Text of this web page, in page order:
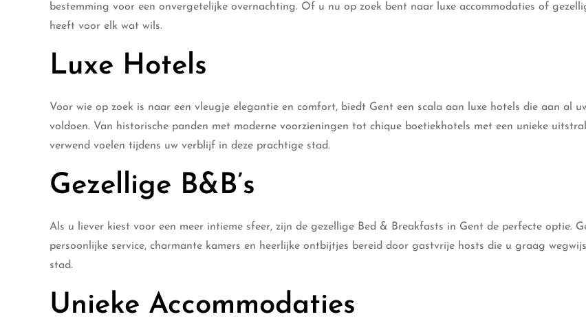
bestemming voor een onvergetelijke overnachting. Of u nu op zoek bent naar luxe accommodaties of
heeft voor elk wat wils.
Luxe Hotels
Voor wie op zoek is naar een vleugje elegantie en comfort, biedt Gent een scala aan luxe hotels die aan al
voldoen. Van historische panden met moderne voorzieningen tot chique boetiekhotels met een unieke
verwend voelen tijdens uw verblijf in deze prachtige stad.
Gezellige B&B’s
Als u liever kiest voor een meer intieme sfeer, zijn de gezellige Bed & Breakfasts in Gent de perfecte optie.
persoonlijke service, charmante kamers en heerlijke ontbijtjes bereid door gastvrije hosts die u graag
stad.
Unieke Accommodaties